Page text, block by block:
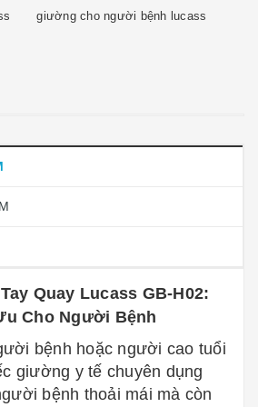
giường cho người bệnh lucass
Quay Lucass GB-H02:
Cho Người Bệnh
bệnh hoặc người cao tuổi
giường y tế chuyên dụng
bệnh thoải mái mà còn